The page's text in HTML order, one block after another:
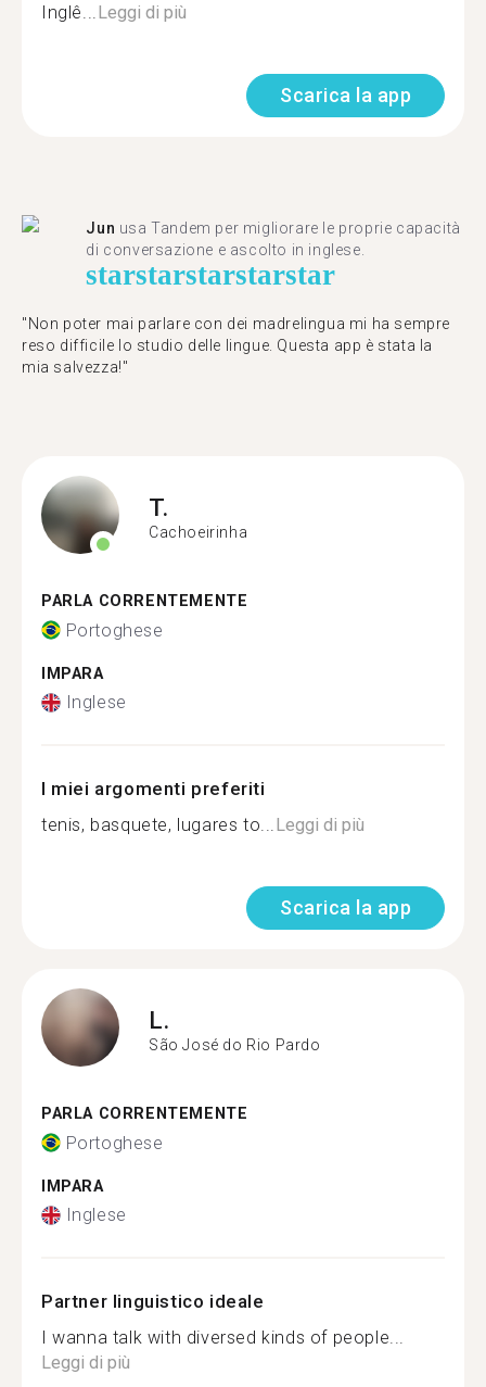
Inglê...Leggi di più
Scarica la app
Jun usa Tandem per migliorare le proprie capacità
di conversazione e ascolto in inglese.
starstarstarstarstar
"Non poter mai parlare con dei madrelingua mi ha sempre
reso difficile lo studio delle lingue. Questa app è stata la
mia salvezza!"
T.
Cachoeirinha
PARLA CORRENTEMENTE
Portoghese
IMPARA
Inglese
I miei argomenti preferiti
tenis, basquete, lugares to...Leggi di più
Scarica la app
L.
São José do Rio Pardo
PARLA CORRENTEMENTE
Portoghese
IMPARA
Inglese
Partner linguistico ideale
I wanna talk with diversed kinds of people...
Leggi di più